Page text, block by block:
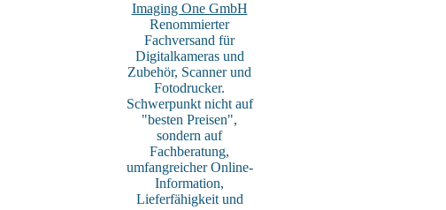
Imaging One GmbH
Renommierter
Fachversand für
Digitalkameras und
Zubehör, Scanner und
Fotodrucker.
Schwerpunkt nicht auf
"besten Preisen",
sondern auf
Fachberatung,
umfangreicher Online-
Information,
Lieferfähigkeit und